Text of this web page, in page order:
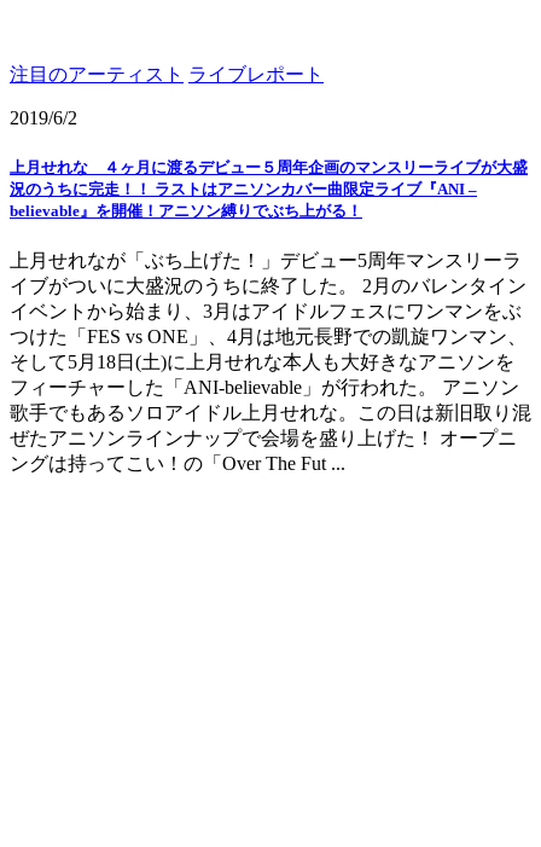
注目のアーティスト ライブレポート
2019/6/2
上月せれな ４ヶ月に渡るデビュー５周年企画のマンスリーライブが大盛
況のうちに完走！！ ラストはアニソンカバー曲限定ライブ『ANI –
believable』を開催！アニソン縛りでぶち上がる！
上月せれなが「ぶち上げた！」デビュー5周年マンスリーラ
イブがついに大盛況のうちに終了した。 2月のバレンタイン
イベントから始まり、3月はアイドルフェスにワンマンをぶ
つけた「FES vs ONE」、4月は地元長野での凱旋ワンマン、
そして5月18日(土)に上月せれな本人も大好きなアニソンを
フィーチャーした「ANI-believable」が行われた。 アニソン
歌手でもあるソロアイドル上月せれな。この日は新旧取り混
ぜたアニソンラインナップで会場を盛り上げた！ オープニ
ングは持ってこい！の「Over The Fut ...